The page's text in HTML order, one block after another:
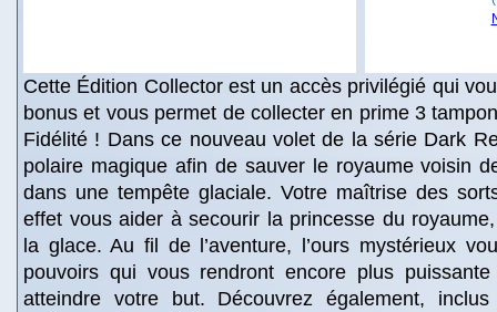
Cette Édition Collector est un accès privilégié qui
bonus et vous permet de collecter en prime 3
Fidélité ! Dans ce nouveau volet de la série Dark
polaire magique afin de sauver le royaume voisin
dans une tempête glaciale. Votre maîtrise des
effet vous aider à secourir la princesse du
la glace. Au fil de l’aventure, l’ours mystérieux
pouvoirs qui vous rendront encore plus
atteindre votre but. Découvrez également,